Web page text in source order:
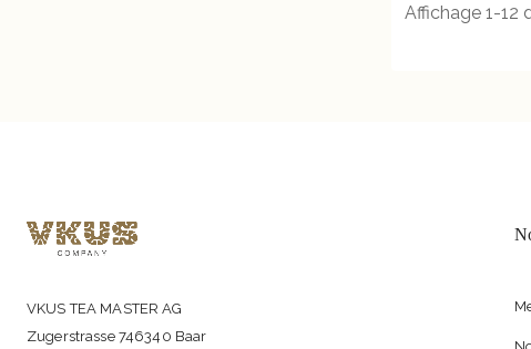
Affichage 1-12
VKUS TEA MASTER AG
Zugerstrasse 746340 Baar